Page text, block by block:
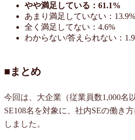
やや満足している：61.1%
あまり満足していない：13.9%
全く満足してない：4.6%
わからない/答えられない：
■まとめ
今回は、大企業（従業員数1,000名
SE108名を対象に、社内SEの働き
しました。